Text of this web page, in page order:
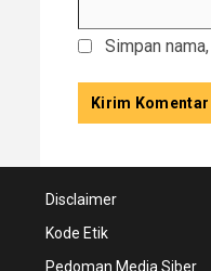
Simpan
Disclaimer
Kode Etik
Pedoman Media Siber